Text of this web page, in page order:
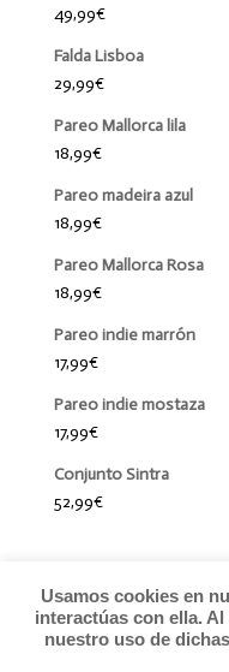
49,99€
Falda Lisboa
29,99€
Pareo Mallorca lila
18,99€
Pareo madeira azul
18,99€
Pareo Mallorca Rosa
18,99€
Pareo indie marrón
17,99€
Pareo indie mostaza
17,99€
Conjunto Sintra
52,99€
Usamos cookies en
interactúas con ella.
nuestro uso de